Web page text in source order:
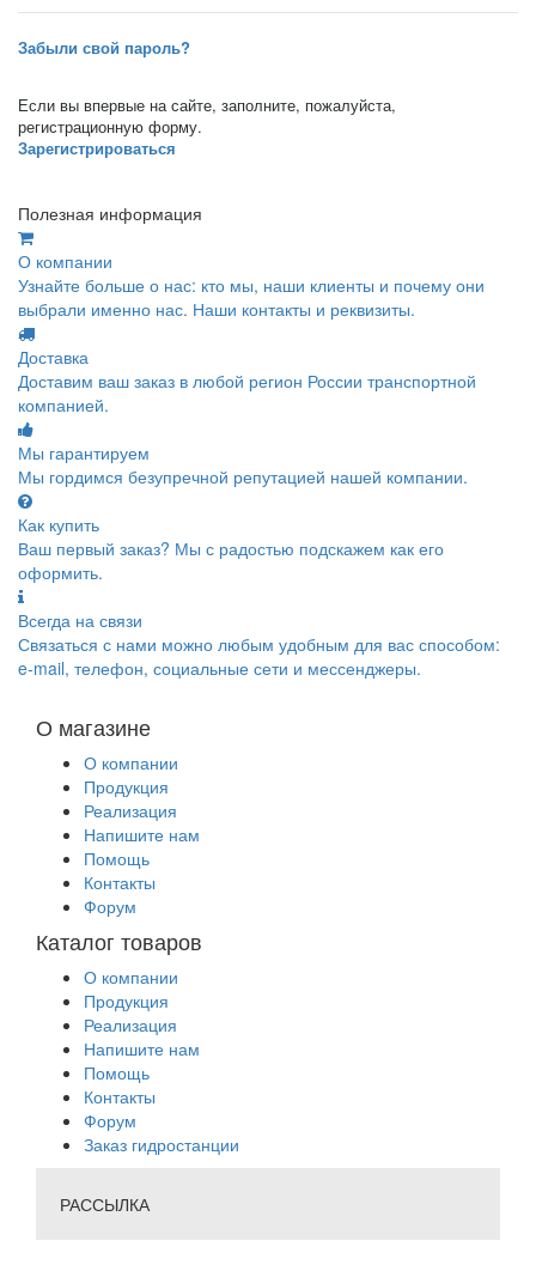
Забыли свой пароль?
Если вы впервые на сайте, заполните, пожалуйста,
регистрационную форму.
Зарегистрироваться
Полезная информация
О компании
Узнайте больше о нас: кто мы, наши клиенты и почему они
выбрали именно нас. Наши контакты и реквизиты.
Доставка
Доставим ваш заказ в любой регион России транспортной
компанией.
Мы гарантируем
Мы гордимся безупречной репутацией нашей компании.
Как купить
Ваш первый заказ? Мы с радостью подскажем как его
оформить.
Всегда на связи
Связаться с нами можно любым удобным для вас способом:
e-mail, телефон, социальные сети и мессенджеры.
О магазине
О компании
Продукция
Реализация
Напишите нам
Помощь
Контакты
Форум
Каталог товаров
О компании
Продукция
Реализация
Напишите нам
Помощь
Контакты
Форум
Заказ гидростанции
РАССЫЛКА